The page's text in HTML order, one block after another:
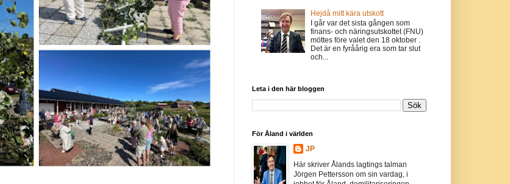
Hejdå mitt kära utskott
I går var det sista gången som
finans- och näringsutskottet (FNU)
möttes före valet den 18 oktober .
Det är en fyråårig era som tar slut
och...
Leta i den här bloggen
För Åland i världen
JP
Här skriver Ålands lagtings talman
Jörgen Pettersson om sin vardag, i